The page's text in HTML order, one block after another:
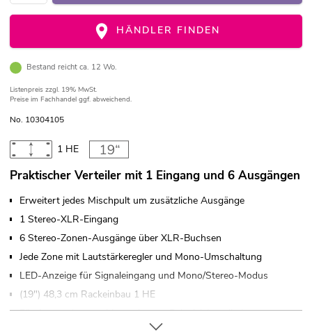
HÄNDLER FINDEN
Bestand reicht ca. 12 Wo.
Listenpreis zzgl. 19% MwSt.
Preise im Fachhandel ggf. abweichend.
No. 10304105
1 HE
Praktischer Verteiler mit 1 Eingang und 6 Ausgängen
Erweitert jedes Mischpult um zusätzliche Ausgänge
1 Stereo-XLR-Eingang
6 Stereo-Zonen-Ausgänge über XLR-Buchsen
Jede Zone mit Lautstärkeregler und Mono-Umschaltung
LED-Anzeige für Signaleingang und Mono/Stereo-Modus
(19") 48,3 cm Rackeinbau 1 HE
Für Anwendungsgebiete wie zum Beispiel: Installation;
Restaurants, Bars und Hotels; Sportzentren/Fitnessstudios